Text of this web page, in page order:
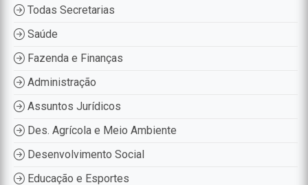
Todas Secretarias
Saúde
Fazenda e Finanças
Administração
Assuntos Jurídicos
Des. Agrícola e Meio Ambiente
Desenvolvimento Social
Educação e Esportes